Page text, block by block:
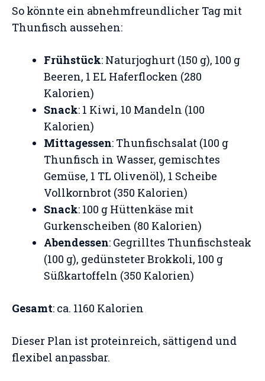
So könnte ein abnehmfreundlicher Tag mit
Thunfisch aussehen:
Frühstück: Naturjoghurt (150 g), 100 g
Beeren, 1 EL Haferflocken (280
Kalorien)
Snack: 1 Kiwi, 10 Mandeln (100
Kalorien)
Mittagessen: Thunfischsalat (100 g
Thunfisch in Wasser, gemischtes
Gemüse, 1 TL Olivenöl), 1 Scheibe
Vollkornbrot (350 Kalorien)
Snack: 100 g Hüttenkäse mit
Gurkenscheiben (80 Kalorien)
Abendessen: Gegrilltes Thunfischsteak
(100 g), gedünsteter Brokkoli, 100 g
Süßkartoffeln (350 Kalorien)
Gesamt: ca. 1160 Kalorien
Dieser Plan ist proteinreich, sättigend und
flexibel anpassbar.